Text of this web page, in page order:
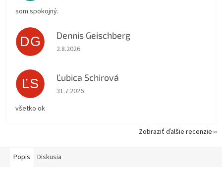
Popis Diskusia
som spokojný.
DG Dennis Geischberg
Hodnotenie obchodu je 5 z 5 hviezdičiek.
2.8.2026
ĽS Ľubica Schirová
Hodnotenie obchodu je 5 z 5 hviezdičiek.
31.7.2026
všetko ok
Zobraziť ďalšie recenzie